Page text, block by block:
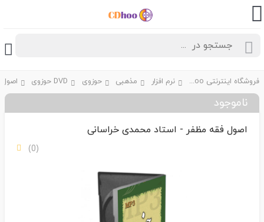
فروشگاه اینترنتی CDhoo نرم افزار مذهبی حوزوی DVD حوزوی
ناموجود
اصول فقه مظفر - استاد محمدی خراسانی
(0)